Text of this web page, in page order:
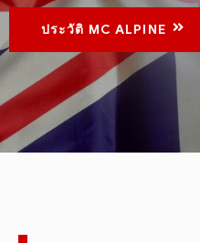
ประวัติ MC ALPINE